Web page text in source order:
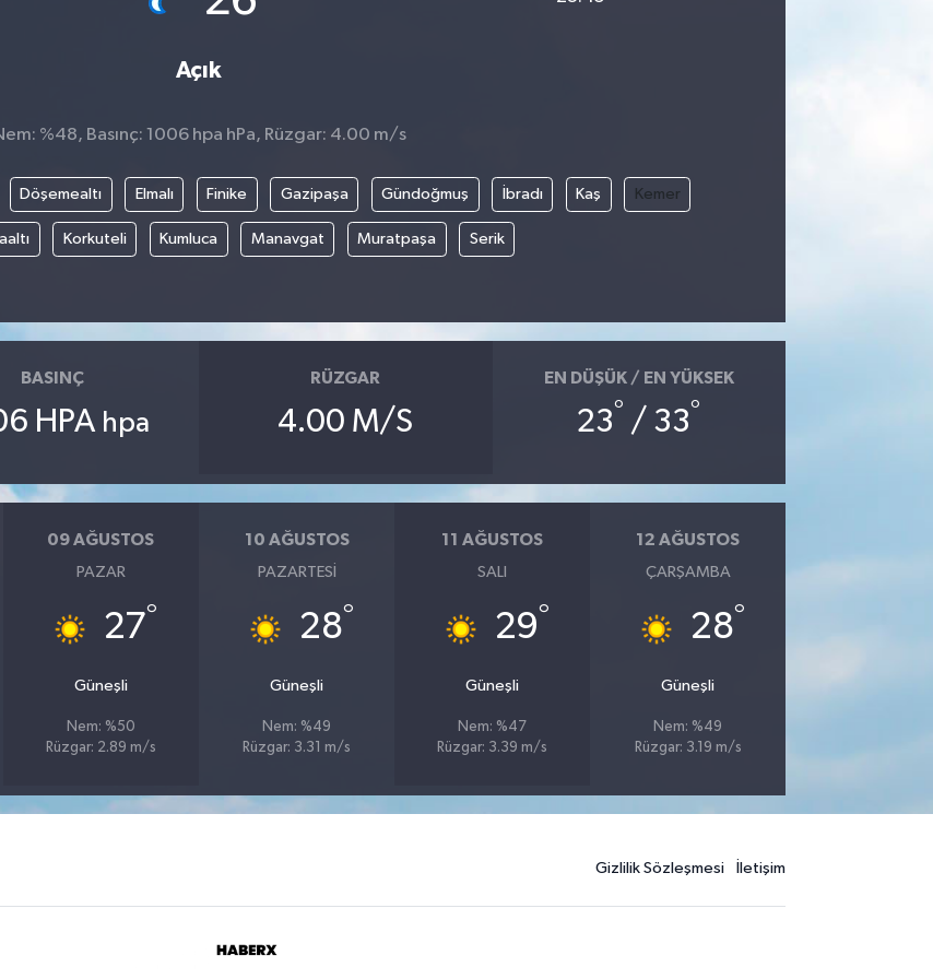
Açık
%48, Basınç: 1006 hpa hPa, Rüzgar: 4.00 m/s
Döşemealtı Elmalı Finike Gazipaşa Gündoğmuş İbradı Kaş Kemer
Korkuteli Kumluca Manavgat Muratpaşa Serik
BASINÇ
HPA hpa
RÜZGAR
4.00 M/S
EN DÜŞÜK / EN YÜKSEK
23° / 33°
09 AĞUSTOS
PAZAR
27°
Güneşli
Nem: %50
Rüzgar: 2.89 m/s
10 AĞUSTOS
PAZARTESI
28°
Güneşli
Nem: %49
Rüzgar: 3.31 m/s
11 AĞUSTOS
SALI
29°
Güneşli
Nem: %47
Rüzgar: 3.39 m/s
12 AĞUSTOS
ÇARŞAMBA
28°
Güneşli
Nem: %49
Rüzgar: 3.19 m/s
Gizlilik Sözleşmesi İletişim